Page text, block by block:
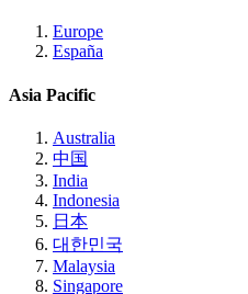
Europe
España
Asia Pacific
Australia
中国
India
Indonesia
日本
대한민국
Malaysia
Singapore